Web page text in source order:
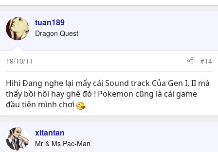
tuan189
Dragon Quest
19/10/11 #14
Hihi Đang nghe lại mấy cái Sound track Của Gen I, II mà
thấy bồi hồi hay ghê đó ! Pokemon cũng là cái game
đầu tiên mình chơi
xitantan
Mr & Ms Pac-Man